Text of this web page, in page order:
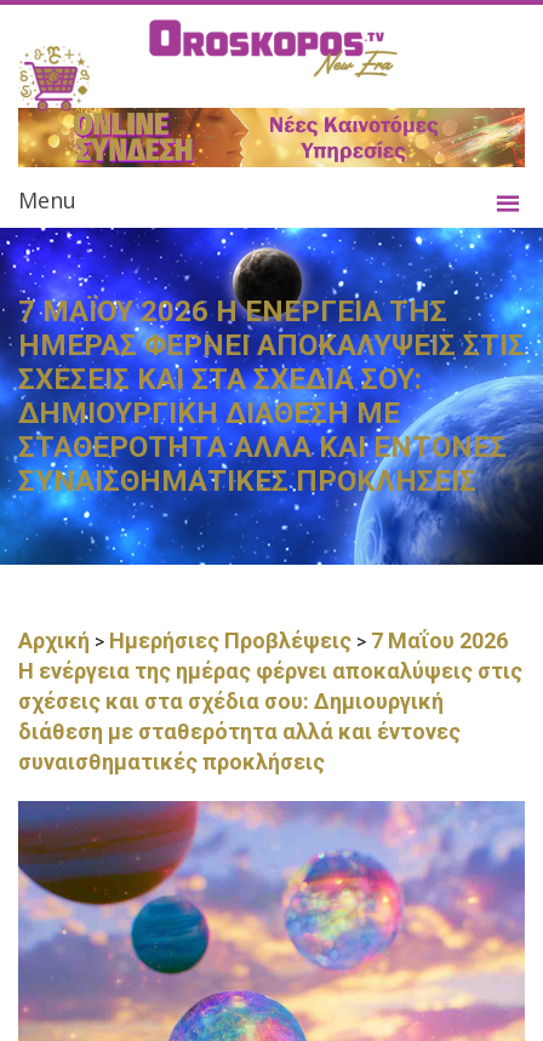
Menu
7 ΜΑΪΟΥ 2026 Η ΕΝΕΡΓΕΙΑ ΤΗΣ
ΗΜΕΡΑΣ ΦΕΡΝΕΙ ΑΠΟΚΑΛΥΨΕΙΣ ΣΤΙΣ
ΣΧΕΣΕΙΣ ΚΑΙ ΣΤΑ ΣΧΕΔΙΑ ΣΟΥ:
ΔΗΜΙΟΥΡΓΙΚΗ ΔΙΑΘΕΣΗ ΜΕ
ΣΤΑΘΕΡΟΤΗΤΑ ΑΛΛΑ ΚΑΙ ΕΝΤΟΝΕΣ
ΣΥΝΑΙΣΘΗΜΑΤΙΚΕΣ ΠΡΟΚΛΗΣΕΙΣ
Αρχική > Ημερήσιες Προβλέψεις > 7 Μαΐου 2026
Η ενέργεια της ημέρας φέρνει αποκαλύψεις στις
σχέσεις και στα σχέδια σου: Δημιουργική
διάθεση με σταθερότητα αλλά και έντονες
συναισθηματικές προκλήσεις